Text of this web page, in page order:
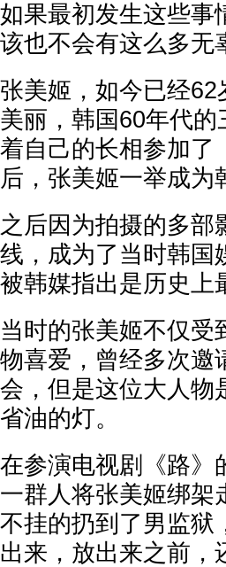
如果最初发生这些事
该也不会有这么多无
张美姬，如今已经
美丽，韩国60年代
着自己的长相参加了
后，张美姬一举成为
之后因为拍摄的多部
线，成为了当时韩国
被韩媒指出是历史上
当时的张美姬不仅受
物喜爱，曾经多次邀
会，但是这位大人物
省油的灯。
在参演电视剧《路》
一群人将张美姬绑架
不挂的扔到了男监狱
出来，放出来之前，